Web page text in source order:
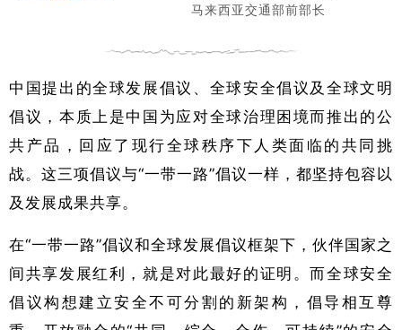
马来西亚交通部前部长
中国提出的全球发展倡议、全球安全倡议及全球文明
倡议，本质上是中国为应对全球治理困境而推出的公
共产品，回应了现行全球秩序下人类面临的共同挑
战。这三项倡议与“一带一路”倡议一样，都坚持包容以
及发展成果共享。
在“一带一路”倡议和全球发展倡议框架下，伙伴国家之
间共享发展红利，就是对此最好的证明。而全球安全
倡议构想建立安全不可分割的新架构，倡导相互尊